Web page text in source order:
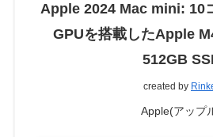
Apple 2024 Mac mini: 10
GPUを搭載したApple
512GB
created by
Apple(アップ